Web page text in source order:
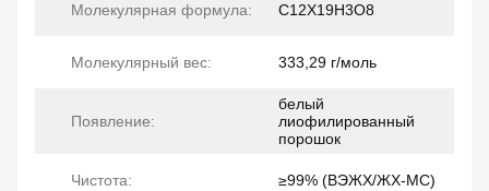
Молекулярная формула: С12Х19Н3О8
Молекулярный вес: 333,29 г/моль
Появление:
белый
лиофилированный
порошок
Чистота: ≥99% (ВЭЖХ/ЖХ-МС)